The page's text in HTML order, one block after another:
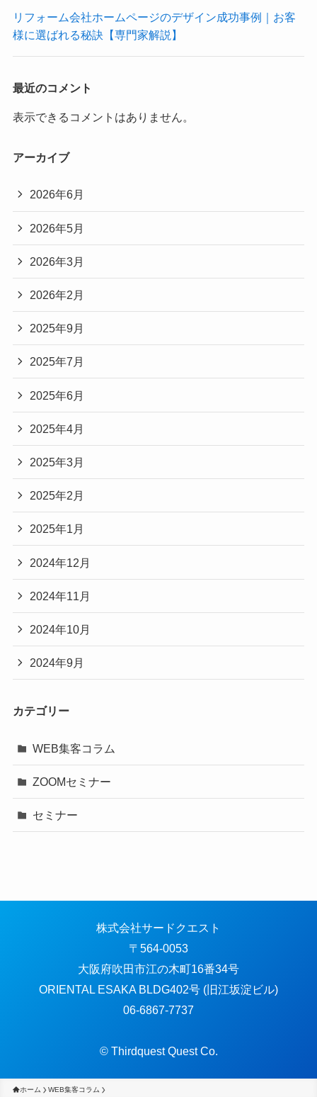
リフォーム会社ホームページのデザイン成功事例｜お客
様に選ばれる秘訣【専門家解説】
最近のコメント
表示できるコメントはありません。
アーカイブ
2026年6月
2026年5月
2026年3月
2026年2月
2025年9月
2025年7月
2025年6月
2025年4月
2025年3月
2025年2月
2025年1月
2024年12月
2024年11月
2024年10月
2024年9月
カテゴリー
WEB集客コラム
ZOOMセミナー
セミナー
株式会社サードクエスト
〒564-0053
大阪府吹田市江の木町16番34号
ORIENTAL ESAKA BLDG402号 (旧江坂淀ビル)
06-6867-7737
© Thirdquest Quest Co.
ホーム WEB集客コラム